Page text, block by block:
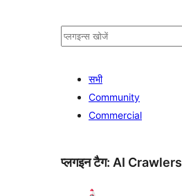
खोजें
सभी
Community
Commercial
प्लगइन टैग: AI Crawlers